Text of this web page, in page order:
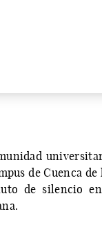
de Cuenca
de silencio